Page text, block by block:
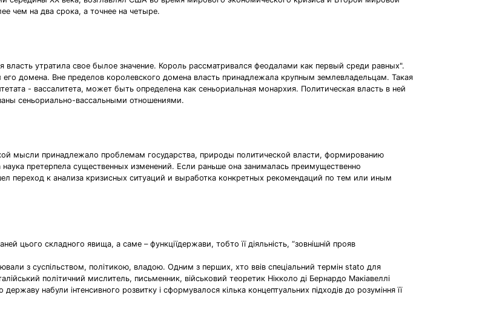
чем на два срока, а точнее на четыре.
власть утратила свое былое значение. Король рассматривался феодалами как первый среди равных".
домена. Вне пределов королевского домена власть принадлежала крупным землевладельцам. Такая
- вассалитета, может быть определена как сеньориальная монархия. Политическая власть в ней
сеньориально-вассальными отношениями.
мысли принадлежало проблемам государства, природы политической власти, формированию
претерпела существенных изменений. Если раньше она занималась преимущественно
переход к анализа кризисных ситуаций и выработка конкретных рекомендаций по тем или иным
цього складного явища, а саме – функціїдержави, тобто її діяльність, “зовнішній прояв
з суспільством, політикою, владою. Одним з перших, хто ввів спеціальний термін stato для
політичний мислитель, письменник, військовий теоретик Нікколо ді Бернардо Макіавеллі
набули інтенсивного розвитку і сформувалося кілька концептуальних підходів до розуміння її